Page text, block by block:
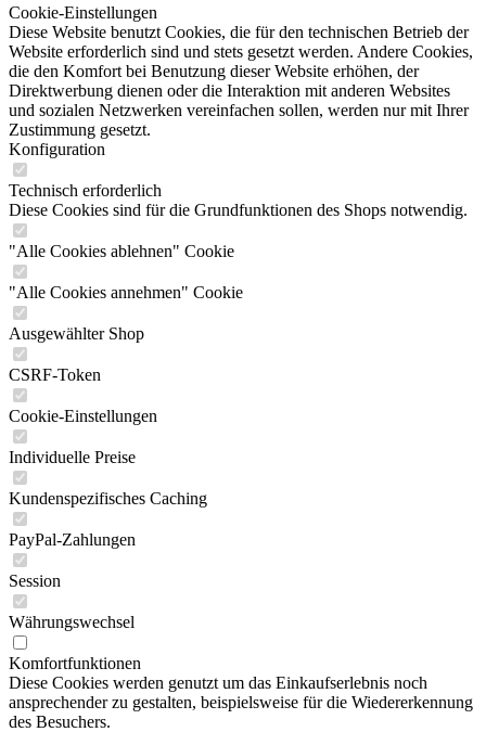
Cookie-Einstellungen
Diese Website benutzt Cookies, die für den technischen Betrieb der
Website erforderlich sind und stets gesetzt werden. Andere Cookies,
die den Komfort bei Benutzung dieser Website erhöhen, der
Direktwerbung dienen oder die Interaktion mit anderen Websites
und sozialen Netzwerken vereinfachen sollen, werden nur mit Ihrer
Zustimmung gesetzt.
Konfiguration
Technisch erforderlich
Diese Cookies sind für die Grundfunktionen des Shops notwendig.
"Alle Cookies ablehnen" Cookie
"Alle Cookies annehmen" Cookie
Ausgewählter Shop
CSRF-Token
Cookie-Einstellungen
Individuelle Preise
Kundenspezifisches Caching
PayPal-Zahlungen
Session
Währungswechsel
Komfortfunktionen
Diese Cookies werden genutzt um das Einkaufserlebnis noch
ansprechender zu gestalten, beispielsweise für die Wiedererkennung
des Besuchers.